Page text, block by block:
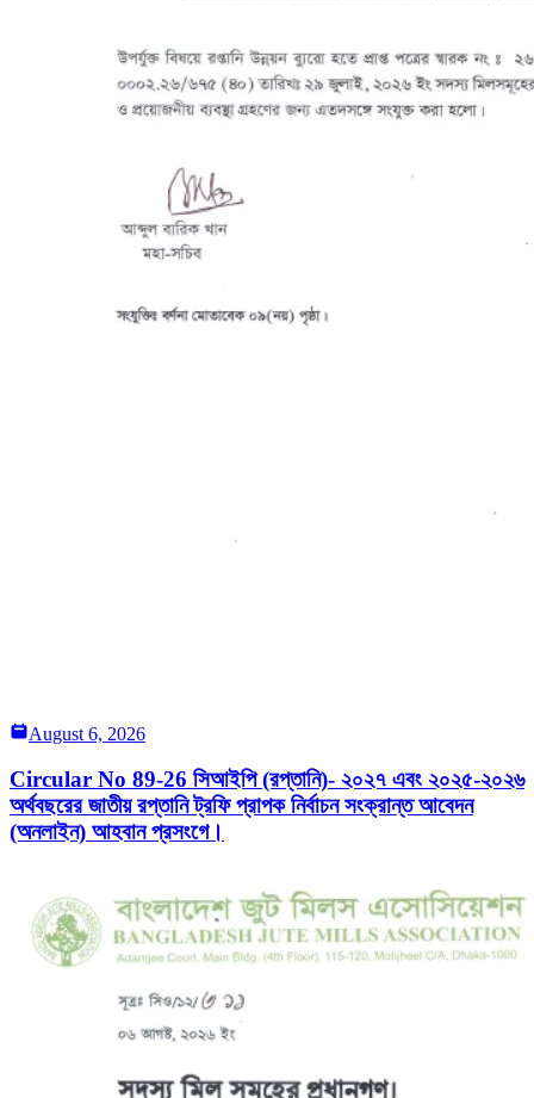
August 6, 2026
Circular No 89-26 সিআইপি (রপ্তানি)- ২০২৭ এবং ২০২৫-২০২৬
অর্থবছরের জাতীয় রপ্তানি ট্রফি প্রাপক নির্বাচন সংক্রান্ত আবেদন
(অনলাইন) আহবান প্রসংগে।